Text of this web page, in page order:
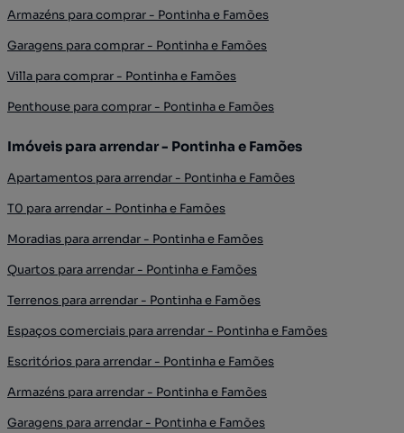
Armazéns para comprar - Pontinha e Famões
Garagens para comprar - Pontinha e Famões
Villa para comprar - Pontinha e Famões
Penthouse para comprar - Pontinha e Famões
Imóveis para arrendar - Pontinha e Famões
Apartamentos para arrendar - Pontinha e Famões
T0 para arrendar - Pontinha e Famões
Moradias para arrendar - Pontinha e Famões
Quartos para arrendar - Pontinha e Famões
Terrenos para arrendar - Pontinha e Famões
Espaços comerciais para arrendar - Pontinha e Famões
Escritórios para arrendar - Pontinha e Famões
Armazéns para arrendar - Pontinha e Famões
Garagens para arrendar - Pontinha e Famões